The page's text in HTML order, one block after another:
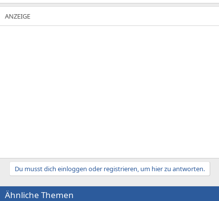
Du musst dich einloggen oder registrieren, um hier zu antworten.
Ähnliche Themen